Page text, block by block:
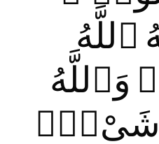
ٱللَّهُ
شَىْءٍۢ